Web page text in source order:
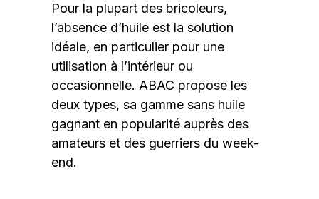
Pour la plupart des bricoleurs,
l’absence d’huile est la solution
idéale, en particulier pour une
utilisation à l’intérieur ou
occasionnelle. ABAC propose les
deux types, sa gamme sans huile
gagnant en popularité auprès des
amateurs et des guerriers du week-
end.